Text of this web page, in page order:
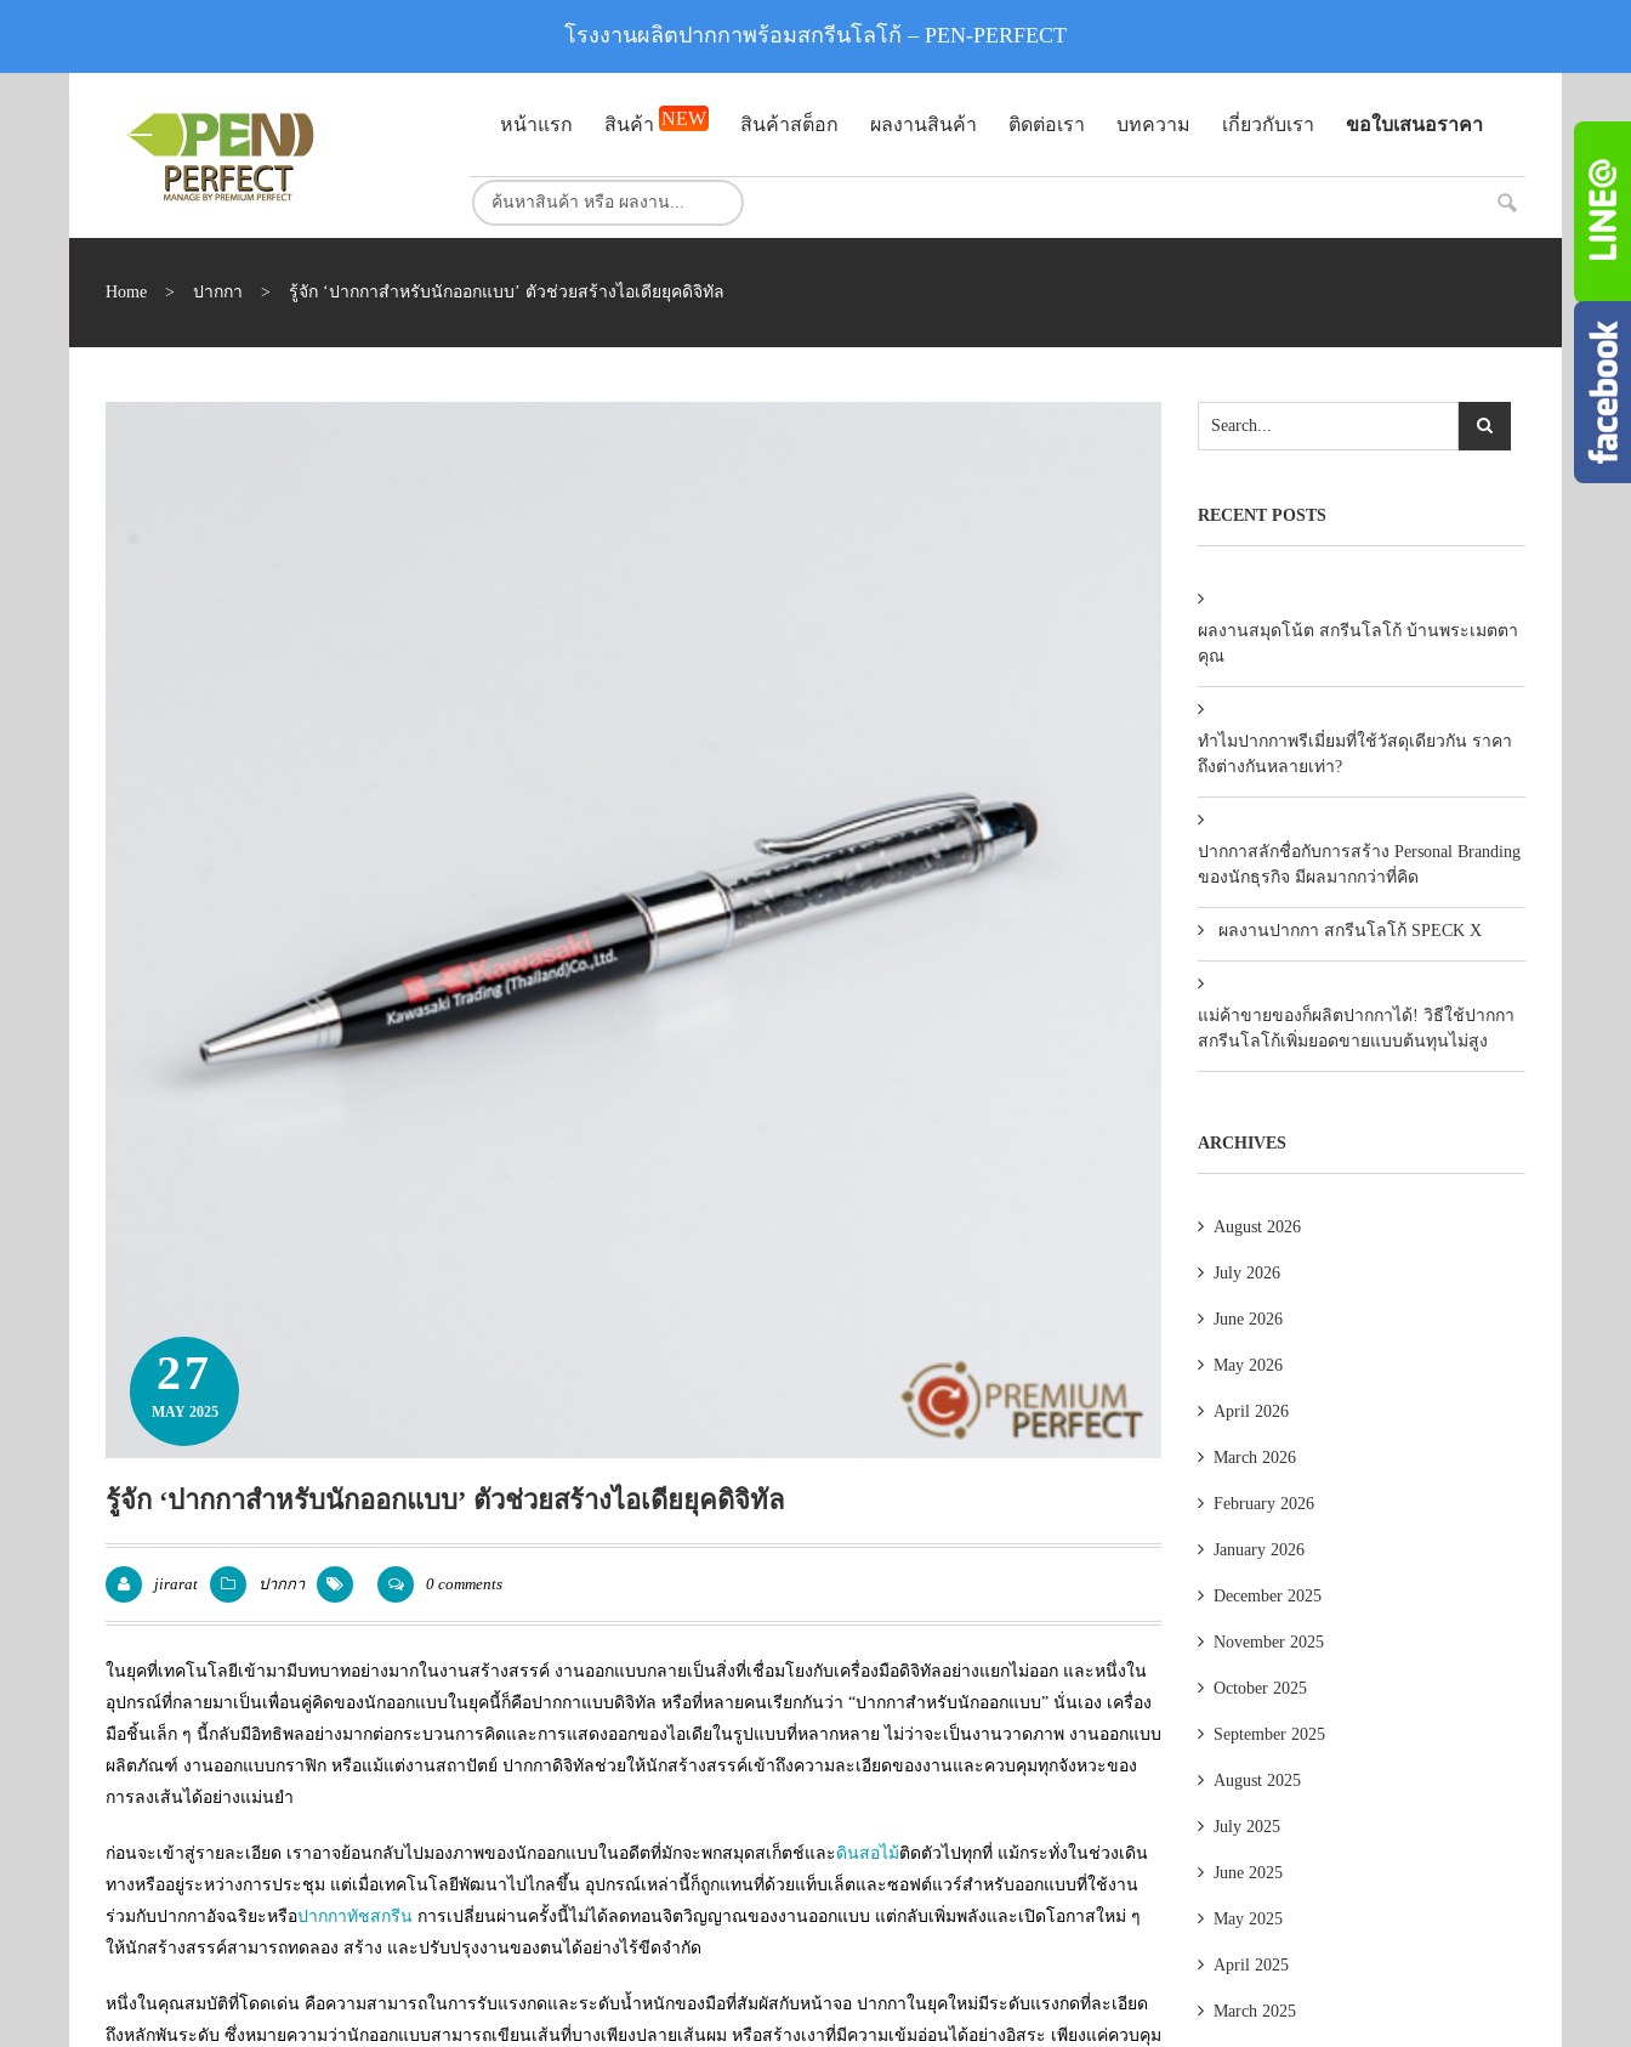
หน้าแรก สินค้า NEW สินค้าสต็อก ผลงานสินค้า ติดต่อเรา บทความ เกี่ยวกับเรา ขอใบเสนอราคา
Home > ปากกา > รู้จัก ‘ปากกาสำหรับนักออกแบบ’ ตัวช่วยสร้างไอเดียยุคดิจิทัล
27
MAY 2025
รู้จัก ‘ปากกาสำหรับนักออกแบบ’ ตัวช่วยสร้างไอเดียยุคดิจิทัล
jirarat ปากกา 0 comments
ในยุคที่เทคโนโลยีเข้ามามีบทบาทอย่างมากในงานสร้างสรรค์ งานออกแบบกลายเป็นสิ่งที่เชื่อมโยงกับเครื่องมือดิจิทัลอย่างแยกไม่ออก และหนึ่งใน
อุปกรณ์ที่กลายมาเป็นเพื่อนคู่คิดของนักออกแบบในยุคนี้ก็คือปากกาแบบดิจิทัล หรือที่หลายคนเรียกกันว่า “ปากกาสำหรับนักออกแบบ” นั่นเอง เครื่อง
มือชิ้นเล็ก ๆ นี้กลับมีอิทธิพลอย่างมากต่อกระบวนการคิดและการแสดงออกของไอเดียในรูปแบบที่หลากหลาย ไม่ว่าจะเป็นงานวาดภาพ งานออกแบบ
ผลิตภัณฑ์ งานออกแบบกราฟิก หรือแม้แต่งานสถาปัตย์ ปากกาดิจิทัลช่วยให้นักสร้างสรรค์เข้าถึงความละเอียดของงานและควบคุมทุกจังหวะของ
การลงเส้นได้อย่างแม่นยำ
ก่อนจะเข้าสู่รายละเอียด เราอาจย้อนกลับไปมองภาพของนักออกแบบในอดีตที่มักจะพกสมุดสเก็ตช์และดินสอไม้ติดตัวไปทุกที่ แม้กระทั่งในช่วงเดิน
ทางหรืออยู่ระหว่างการประชุม แต่เมื่อเทคโนโลยีพัฒนาไปไกลขึ้น อุปกรณ์เหล่านี้ก็ถูกแทนที่ด้วยแท็บเล็ตและซอฟต์แวร์สำหรับออกแบบที่ใช้งาน
ร่วมกับปากกาอัจฉริยะหรือปากกาทัชสกรีน การเปลี่ยนผ่านครั้งนี้ไม่ได้ลดทอนจิตวิญญาณของงานออกแบบ แต่กลับเพิ่มพลังและเปิดโอกาสใหม่ ๆ
ให้นักสร้างสรรค์สามารถทดลอง สร้าง และปรับปรุงงานของตนได้อย่างไร้ขีดจำกัด
หนึ่งในคุณสมบัติที่โดดเด่น คือความสามารถในการรับแรงกดและระดับน้ำหนักของมือที่สัมผัสกับหน้าจอ ปากกาในยุคใหม่มีระดับแรงกดที่ละเอียด
ถึงหลักพันระดับ ซึ่งหมายความว่านักออกแบบสามารถเขียนเส้นที่บางเพียงปลายเส้นผม หรือสร้างเงาที่มีความเข้มอ่อนได้อย่างอิสระ เพียงแค่ควบคุม
RECENT POSTS
ผลงานสมุดโน้ต สกรีนโลโก้ บ้านพระเมตตา
คุณ
ทำไมปากกาพรีเมี่ยมที่ใช้วัสดุเดียวกัน ราคา
ถึงต่างกันหลายเท่า?
ปากกาสลักชื่อกับการสร้าง Personal Branding
ของนักธุรกิจ มีผลมากกว่าที่คิด
ผลงานปากกา สกรีนโลโก้ SPECK X
แม่ค้าขายของก็ผลิตปากกาได้! วิธีใช้ปากกา
สกรีนโลโก้เพิ่มยอดขายแบบต้นทุนไม่สูง
ARCHIVES
August 2026
July 2026
June 2026
May 2026
April 2026
March 2026
February 2026
January 2026
December 2025
November 2025
October 2025
September 2025
August 2025
July 2025
June 2025
May 2025
April 2025
March 2025
โรงงานผลิตปากกาพร้อมสกรีนโลโก้ – PEN-PERFECT